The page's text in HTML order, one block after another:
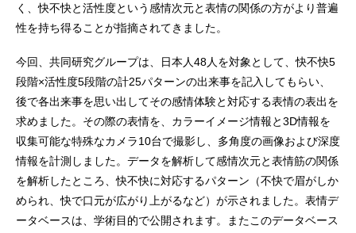
く、快不快と活性度という感情次元と表情の関係の方がより普遍
性を持ち得ることが指摘されてきました。
今回、共同研究グループは、日本人48人を対象として、快不快5
段階×活性度5段階の計25パターンの出来事を記入してもらい、
後で各出来事を思い出してその感情体験と対応する表情の表出を
求めました。その際の表情を、カラーイメージ情報と3D情報を
収集可能な特殊なカメラ10台で撮影し、多角度の画像および深度
情報を計測しました。データを解析して感情次元と表情筋の関係
を解析したところ、快不快に対応するパターン（不快で眉がしか
められ、快で口元が広がり上がるなど）が示されました。表情デ
ータベースは、学術目的で公開されます。またこのデータベース